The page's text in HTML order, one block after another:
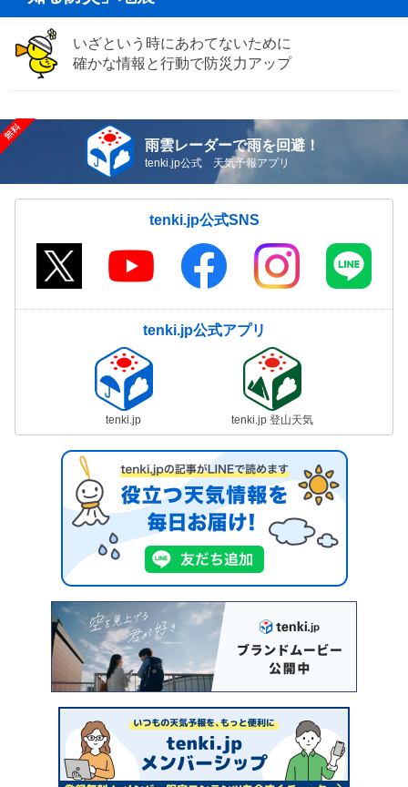
いざという時にあわてないために
確かな情報と行動で防災力アップ
雨雲レーダーで雨を回避！
tenki.jp公式 天気予報アプリ
tenki.jp公式SNS
tenki.jp公式アプリ
tenki.jp tenki.jp 登山天気